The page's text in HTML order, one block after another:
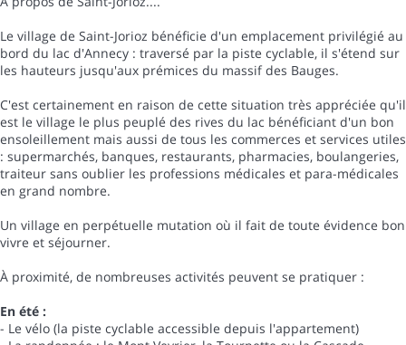
Le village de Saint-Jorioz bénéficie d'un emplacement privilégié au
bord du lac d'Annecy : traversé par la piste cyclable, il s'étend sur
les hauteurs jusqu'aux prémices du massif des Bauges.
C'est certainement en raison de cette situation très appréciée qu'il
est le village le plus peuplé des rives du lac bénéficiant d'un bon
ensoleillement mais aussi de tous les commerces et services utiles
: supermarchés, banques, restaurants, pharmacies, boulangeries,
traiteur sans oublier les professions médicales et para-médicales
en grand nombre.
Un village en perpétuelle mutation où il fait de toute évidence bon
vivre et séjourner.
À proximité, de nombreuses activités peuvent se pratiquer :
En été :
- Le vélo (la piste cyclable accessible depuis l'appartement)